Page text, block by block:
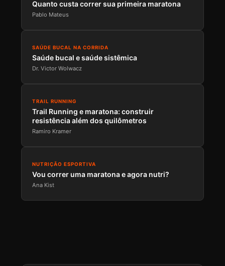
Quanto custa correr sua primeira maratona
Pablo Mateus
SAÚDE BUCAL NA CORRIDA
Saúde bucal e saúde sistêmica
Dr. Victor Wolwacz
TRAIL RUNNING
Trail Running e maratona: construir
resistência além dos quilômetros
Ramiro Kramer
NUTRIÇÃO ESPORTIVA
Vou correr uma maratona e agora nutri?
Ana Kist